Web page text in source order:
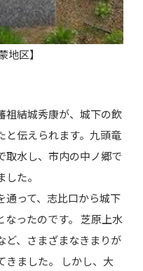
地区】
祖結城秀康が、城下の飲
と伝えられます。九頭竜
取水し、市内の中ノ郷で
た。
通って、志比口から城下
なったのです。 芝原上水
ど、さまざまなきまりが
きました。 しかし、大